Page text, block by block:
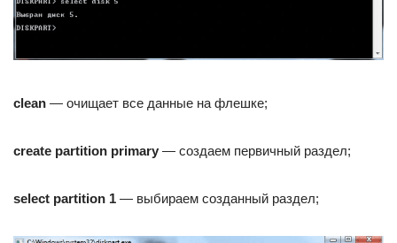
clean — очищает все данные на флешке;
create partition primary — создаем первичный раздел;
select partition 1 — выбираем созданный раздел;